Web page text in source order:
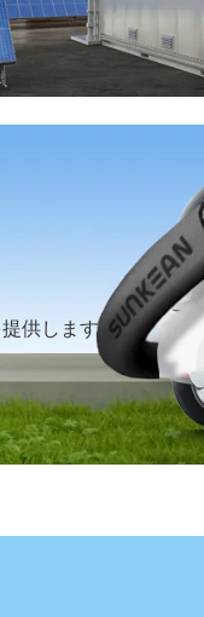
供します